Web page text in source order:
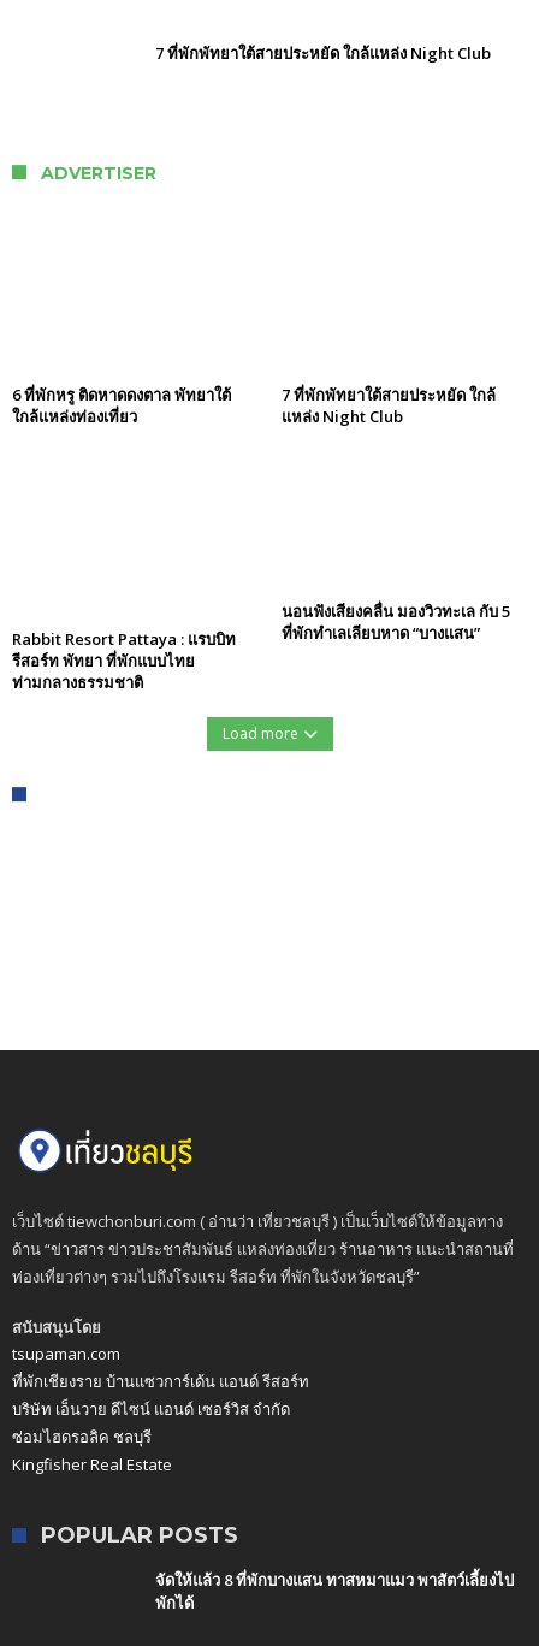
7 ที่พักพัทยาใต้สายประหยัด ใกล้แหล่ง Night Club
ADVERTISER
6 ที่พักหรู ติดหาดดงตาล พัทยาใต้
ใกล้แหล่งท่องเที่ยว
7 ที่พักพัทยาใต้สายประหยัด ใกล้
แหล่ง Night Club
Rabbit Resort Pattaya : แรบบิท
รีสอร์ท พัทยา ที่พักแบบไทย
ท่ามกลางธรรมชาติ
นอนฟังเสียงคลื่น มองวิวทะเล กับ 5
ที่พักทำเลเลียบหาด “บางแสน”
Load more
เว็บไซต์ tiewchonburi.com ( อ่านว่า เที่ยวชลบุรี ) เป็นเว็บไซต์ให้ข้อมูลทาง
ด้าน “ข่าวสาร ข่าวประชาสัมพันธ์ แหล่งท่องเที่ยว ร้านอาหาร แนะนำสถานที่
ท่องเที่ยวต่างๆ รวมไปถึงโรงแรม รีสอร์ท ที่พักในจังหวัดชลบุรี”
สนับสนุนโดย
tsupaman.com
ที่พักเชียงราย บ้านแซวการ์เด้น แอนด์ รีสอร์ท
บริษัท เอ็นวาย ดีไซน์ แอนด์ เซอร์วิส จำกัด
ซ่อมไฮดรอลิค ชลบุรี
Kingfisher Real Estate
POPULAR POSTS
จัดให้แล้ว 8 ที่พักบางแสน ทาสหมาแมว พาสัตว์เลี้ยงไป
พักได้